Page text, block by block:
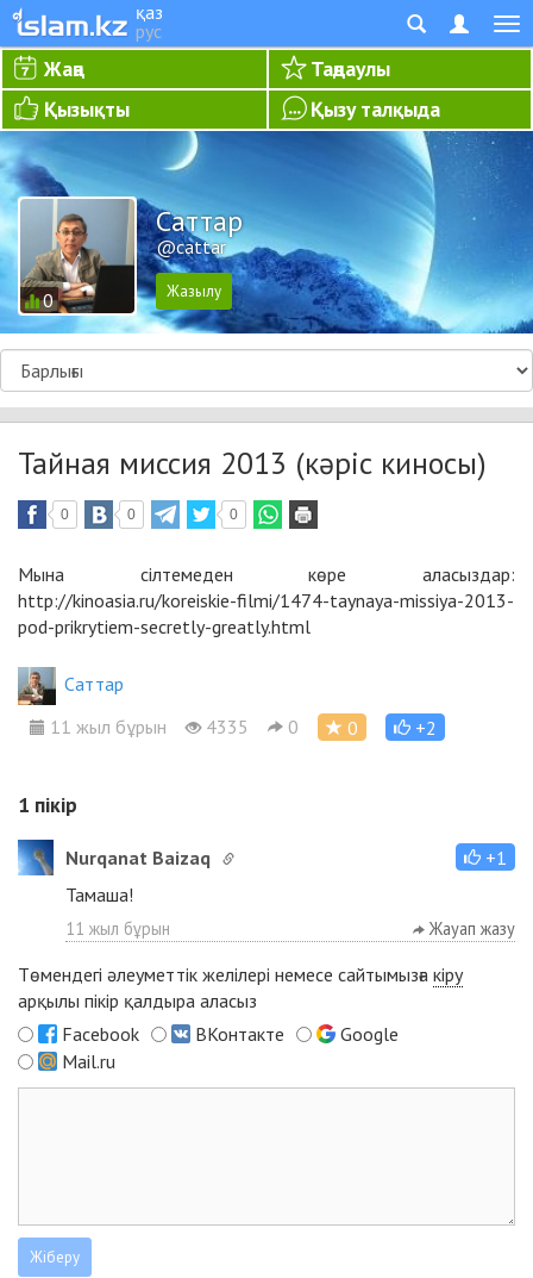
қаз
рус
Жаңа
Таңдаулы
Қызықты
Қызу талқыда
0
Cаттар
@cattar
Тайная миссия 2013 (кәріс киносы)
0 0 0
Мына сілтемеден көре аласыздар:
http://kinoasia.ru/koreiskie-filmi/1474-taynaya-missiya-2013-
pod-prikrytiem-secretly-greatly.html
Cаттар
11 жыл бұрын
4335 0 0 +2
1 пікір
Nurqanat Baizaq
+1
Тамаша!
11 жыл бұрын Жауап жазу
Төмендегі әлеуметтік желілері немесе сайтымызға кіру
арқылы пікір қалдыра аласыз
Facebook
ВКонтакте
Google
Mail.ru